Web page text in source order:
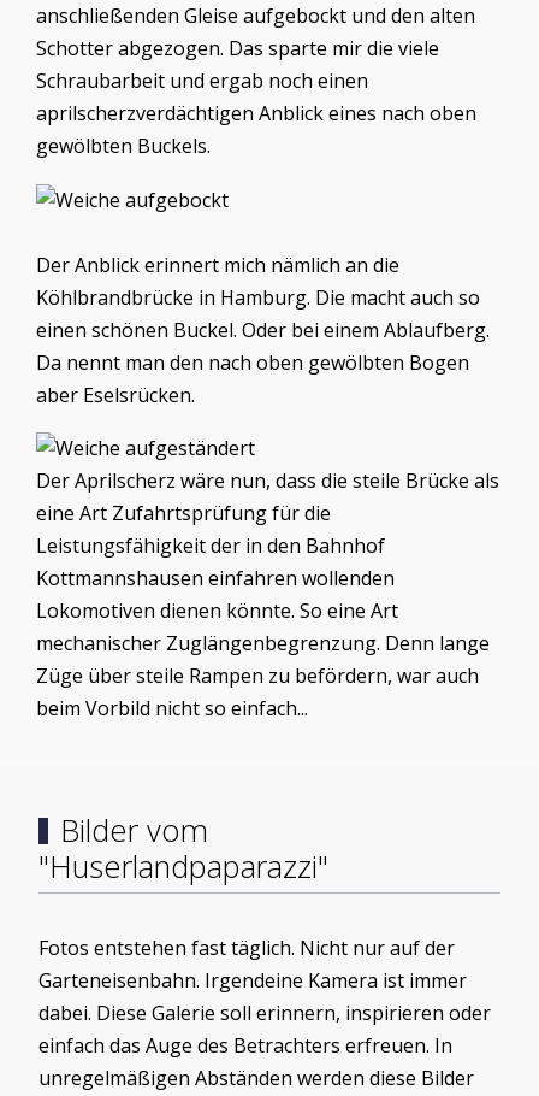
anschließenden Gleise aufgebockt und den alten
Schotter abgezogen. Das sparte mir die viele
Schraubarbeit und ergab noch einen
aprilscherzverdächtigen Anblick eines nach oben
gewölbten Buckels.
Der Anblick erinnert mich nämlich an die
Köhlbrandbrücke in Hamburg. Die macht auch so
einen schönen Buckel. Oder bei einem Ablaufberg.
Da nennt man den nach oben gewölbten Bogen
aber Eselsrücken.
Der Aprilscherz wäre nun, dass die steile Brücke als
eine Art Zufahrtsprüfung für die
Leistungsfähigkeit der in den Bahnhof
Kottmannshausen einfahren wollenden
Lokomotiven dienen könnte. So eine Art
mechanischer Zuglängenbegrenzung. Denn lange
Züge über steile Rampen zu befördern, war auch
beim Vorbild nicht so einfach...
Bilder vom
"Huserlandpaparazzi"
Fotos entstehen fast täglich. Nicht nur auf der
Garteneisenbahn. Irgendeine Kamera ist immer
dabei. Diese Galerie soll erinnern, inspirieren oder
einfach das Auge des Betrachters erfreuen. In
unregelmäßigen Abständen werden diese Bilder